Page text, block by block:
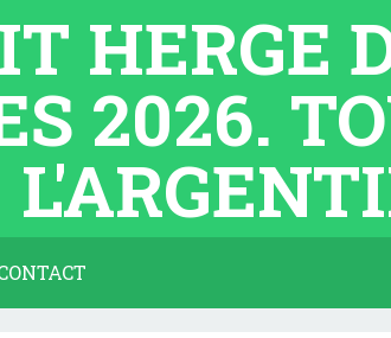
HERGE
2026.